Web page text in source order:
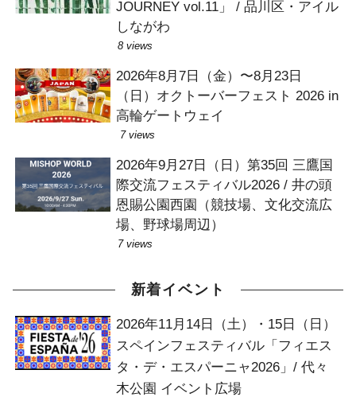
JOURNEY vol.11」 / 品川区・アイル
しながわ
8 views
2026年8月7日（金）〜8月23日
（日）オクトーバーフェスト 2026 in
高輪ゲートウェイ
7 views
2026年9月27日（日）第35回 三鷹国
際交流フェスティバル2026 / 井の頭
恩賜公園西園（競技場、文化交流広
場、野球場周辺）
7 views
新着イベント
2026年11月14日（土）・15日（日）
スペインフェスティバル「フィエス
タ・デ・エスパーニャ2026」/ 代々
木公園 イベント広場